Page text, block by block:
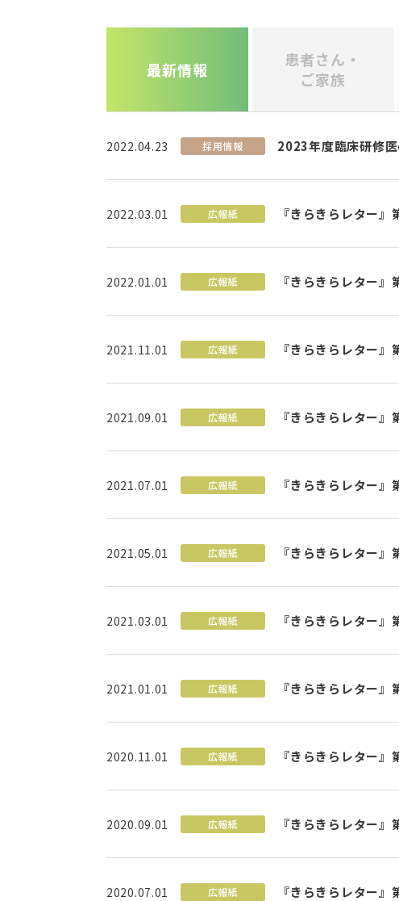
最新情報
患者さん・
ご家族
2022.04.23 採用情報 2023年度臨床研修
2022.03.01 広報紙 『きらきらレター』
2022.01.01 広報紙 『きらきらレター
2021.11.01 広報紙 『きらきらレター』
2021.09.01 広報紙 『きらきらレター
2021.07.01 広報紙 『きらきらレター
2021.05.01 広報紙 『きらきらレター』
2021.03.01 広報紙 『きらきらレター』
2021.01.01 広報紙 『きらきらレター
2020.11.01 広報紙 『きらきらレター
2020.09.01 広報紙 『きらきらレター
2020.07.01 広報紙 『きらきらレター